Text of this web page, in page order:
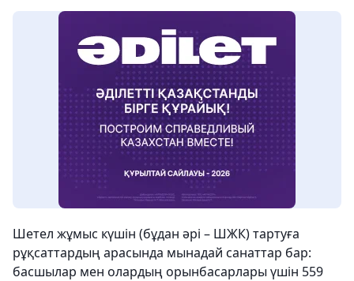
Шетел жұмыс күшін (бұдан әрі – ШЖК) тартуға
рұқсаттардың арасында мынадай санаттар бар:
басшылар мен олардың орынбасарлары үшін 559